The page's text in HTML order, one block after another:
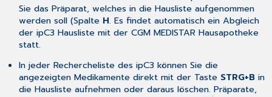
Sie das Präparat, welches in die Hausliste aufgenommen
werden soll (Spalte H. Es findet automatisch ein Abgleich
der ipC3 Hausliste mit der CGM MEDISTAR Hausapotheke
statt.
In jeder Rechercheliste des ipC3können Sie die
angezeigten Medikamente direkt mit der Taste STRG+Bin
die Hausliste aufnehmen oder daraus löschen. Präparate,